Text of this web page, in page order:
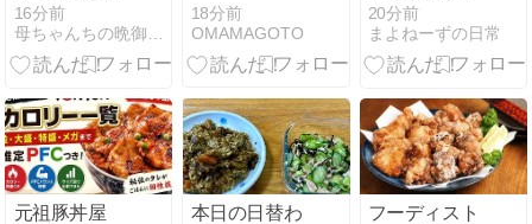
葉入りの和風
チキンナゲッ
トで晩ごはん
16分前
母ちゃんちの晩御飯とどたばた日記
18分前
OMAMAGOTO
Scene、
INTRO
20分前
まよねーずの日常
元祖豚丼屋
本日の日替わ
フーディスト